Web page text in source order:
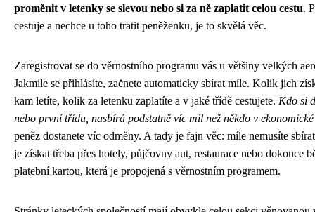
proměnit v letenky se slevou nebo si za ně zaplatit celou cestu.
cestuje a nechce u toho tratit peněženku, je to skvělá věc.
Zaregistrovat se do věrnostního programu vás u většiny velkých
Jakmile se přihlásíte, začnete automaticky sbírat míle. Kolik jich
kam letíte, kolik za letenku zaplatíte a v jaké třídě cestujete. Kdo si
nebo první třídu, nasbírá podstatně víc mil než někdo v ekonomické
peněz dostanete víc odměny. A tady je fajn věc: míle nemusíte
je získat třeba přes hotely, půjčovny aut, restaurace nebo dokonce
platební kartou, která je propojená s věrnostním programem.